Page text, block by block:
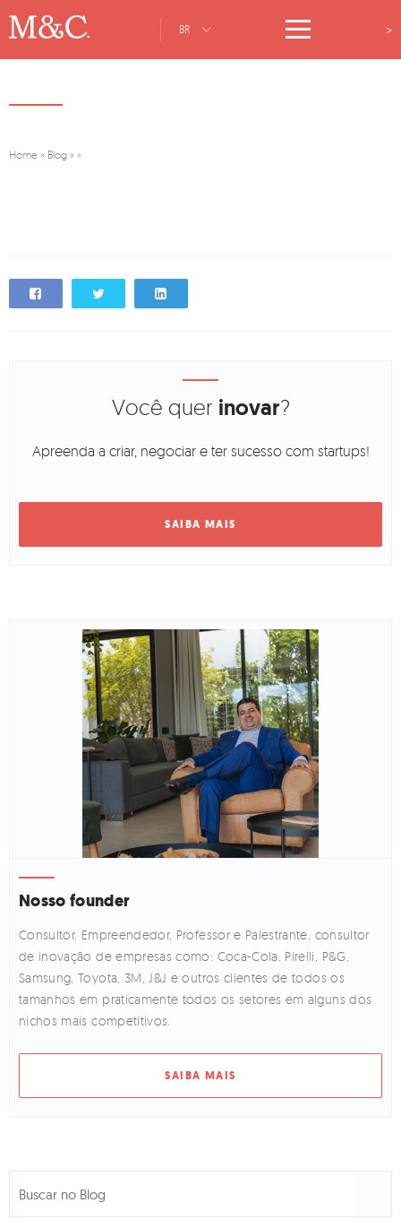
BR >
Home » Blog » »
Você quer inovar?
Apreenda a criar, negociar e ter sucesso com startups!
Nosso founder
Consultor, Empreendedor, Professor e Palestrante, consultor
de inovação de empresas como: Coca-Cola, Pirelli, P&G,
Samsung, Toyota, 3M, J&J e outros clientes de todos os
tamanhos em praticamente todos os setores em alguns dos
nichos mais competitivos.
SAIBA MAIS